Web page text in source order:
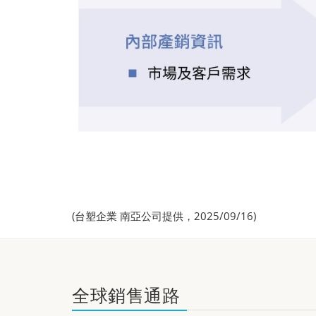
(台塑企業 南亞公司提供，2025/09/16)
全球銷售通路